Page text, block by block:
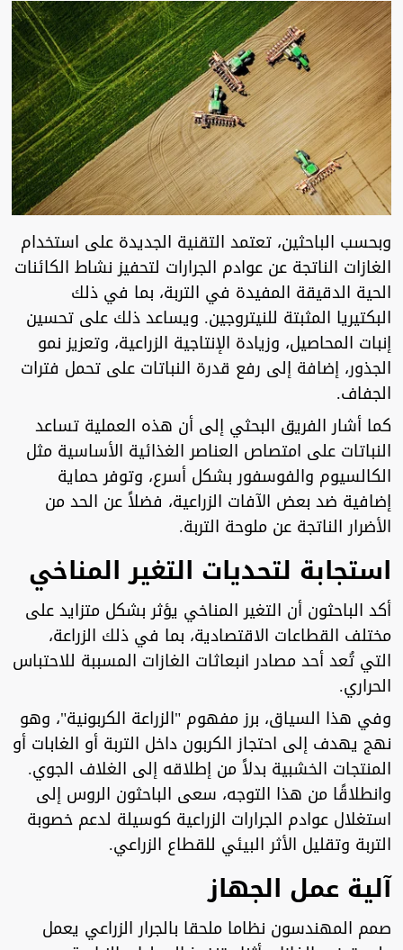
وبحسب الباحثين، تعتمد التقنية الجديدة على استخدام
الغازات الناتجة عن عوادم الجرارات لتحفيز نشاط الكائنات
الحية الدقيقة المفيدة في التربة، بما في ذلك
البكتيريا المثبتة للنيتروجين. ويساعد ذلك على تحسين
إنبات المحاصيل، وزيادة الإنتاجية الزراعية، وتعزيز نمو
الجذور، إضافة إلى رفع قدرة النباتات على تحمل فترات
الجفاف.
كما أشار الفريق البحثي إلى أن هذه العملية تساعد
النباتات على امتصاص العناصر الغذائية الأساسية مثل
الكالسيوم والفوسفور بشكل أسرع، وتوفر حماية
إضافية ضد بعض الآفات الزراعية، فضلاً عن الحد من
الأضرار الناتجة عن ملوحة التربة.
استجابة لتحديات التغير المناخي
أكد الباحثون أن التغير المناخي يؤثر بشكل متزايد على
مختلف القطاعات الاقتصادية، بما في ذلك الزراعة،
التي تُعد أحد مصادر انبعاثات الغازات المسببة للاحتباس
الحراري.
وفي هذا السياق، برز مفهوم "الزراعة الكربونية"، وهو
نهج يهدف إلى احتجاز الكربون داخل التربة أو الغابات أو
المنتجات الخشبية بدلاً من إطلاقه إلى الغلاف الجوي.
وانطلاقًا من هذا التوجه، سعى الباحثون الروس إلى
استغلال عوادم الجرارات الزراعية كوسيلة لدعم خصوبة
التربة وتقليل الأثر البيئي للقطاع الزراعي.
آلية عمل الجهاز
صمم المهندسون نظاما ملحقا بالجرار الزراعي يعمل